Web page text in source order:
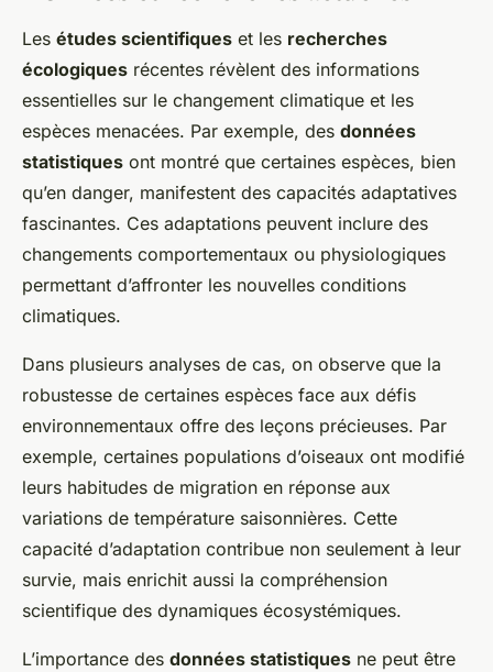
Les études scientifiques et les recherches
écologiques récentes révèlent des informations
essentielles sur le changement climatique et les
espèces menacées. Par exemple, des données
statistiques ont montré que certaines espèces, bien
qu’en danger, manifestent des capacités adaptatives
fascinantes. Ces adaptations peuvent inclure des
changements comportementaux ou physiologiques
permettant d’affronter les nouvelles conditions
climatiques.
Dans plusieurs analyses de cas, on observe que la
robustesse de certaines espèces face aux défis
environnementaux offre des leçons précieuses. Par
exemple, certaines populations d’oiseaux ont modifié
leurs habitudes de migration en réponse aux
variations de température saisonnières. Cette
capacité d’adaptation contribue non seulement à leur
survie, mais enrichit aussi la compréhension
scientifique des dynamiques écosystémiques.
L’importance des données statistiques ne peut être